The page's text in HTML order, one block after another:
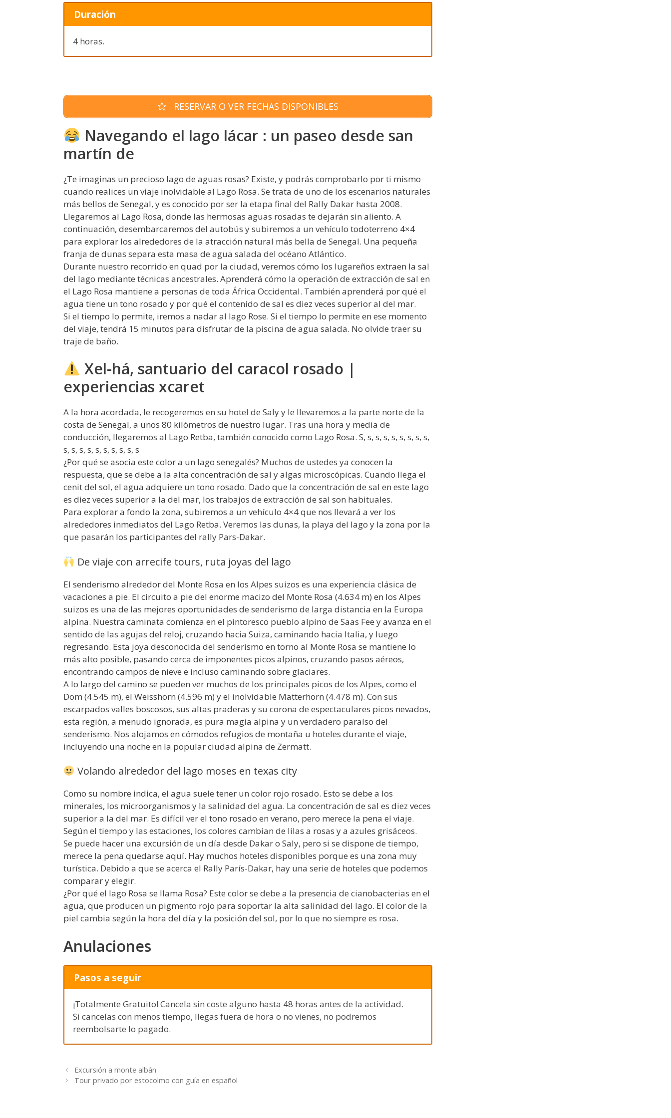
Duración
4 horas.
RESERVAR O VER FECHAS DISPONIBLES
Navegando el lago lácar : un paseo desde san
martín de
¿Te imaginas un precioso lago de aguas rosas? Existe, y podrás comprobarlo por ti mismo
cuando realices un viaje inolvidable al Lago Rosa. Se trata de uno de los escenarios naturales
más bellos de Senegal, y es conocido por ser la etapa final del Rally Dakar hasta 2008.
Llegaremos al Lago Rosa, donde las hermosas aguas rosadas te dejarán sin aliento. A
continuación, desembarcaremos del autobús y subiremos a un vehículo todoterreno 4×4
para explorar los alrededores de la atracción natural más bella de Senegal. Una pequeña
franja de dunas separa esta masa de agua salada del océano Atlántico.
Durante nuestro recorrido en quad por la ciudad, veremos cómo los lugareños extraen la sal
del lago mediante técnicas ancestrales. Aprenderá cómo la operación de extracción de sal en
el Lago Rosa mantiene a personas de toda África Occidental. También aprenderá por qué el
agua tiene un tono rosado y por qué el contenido de sal es diez veces superior al del mar.
Si el tiempo lo permite, iremos a nadar al lago Rose. Si el tiempo lo permite en ese momento
del viaje, tendrá 15 minutos para disfrutar de la piscina de agua salada. No olvide traer su
traje de baño.
Xel-há, santuario del caracol rosado |
experiencias xcaret
A la hora acordada, le recogeremos en su hotel de Saly y le llevaremos a la parte norte de la
costa de Senegal, a unos 80 kilómetros de nuestro lugar. Tras una hora y media de
conducción, llegaremos al Lago Retba, también conocido como Lago Rosa. S, s, s, s, s, s, s, s, s,
s, s, s, s, s, s, s, s, s, s
¿Por qué se asocia este color a un lago senegalés? Muchos de ustedes ya conocen la
respuesta, que se debe a la alta concentración de sal y algas microscópicas. Cuando llega el
cenit del sol, el agua adquiere un tono rosado. Dado que la concentración de sal en este lago
es diez veces superior a la del mar, los trabajos de extracción de sal son habituales.
Para explorar a fondo la zona, subiremos a un vehículo 4×4 que nos llevará a ver los
alrededores inmediatos del Lago Retba. Veremos las dunas, la playa del lago y la zona por la
que pasarán los participantes del rally Pars-Dakar.
De viaje con arrecife tours, ruta joyas del lago
El senderismo alrededor del Monte Rosa en los Alpes suizos es una experiencia clásica de
vacaciones a pie. El circuito a pie del enorme macizo del Monte Rosa (4.634 m) en los Alpes
suizos es una de las mejores oportunidades de senderismo de larga distancia en la Europa
alpina. Nuestra caminata comienza en el pintoresco pueblo alpino de Saas Fee y avanza en el
sentido de las agujas del reloj, cruzando hacia Suiza, caminando hacia Italia, y luego
regresando. Esta joya desconocida del senderismo en torno al Monte Rosa se mantiene lo
más alto posible, pasando cerca de imponentes picos alpinos, cruzando pasos aéreos,
encontrando campos de nieve e incluso caminando sobre glaciares.
A lo largo del camino se pueden ver muchos de los principales picos de los Alpes, como el
Dom (4.545 m), el Weisshorn (4.596 m) y el inolvidable Matterhorn (4.478 m). Con sus
escarpados valles boscosos, sus altas praderas y su corona de espectaculares picos nevados,
esta región, a menudo ignorada, es pura magia alpina y un verdadero paraíso del
senderismo. Nos alojamos en cómodos refugios de montaña u hoteles durante el viaje,
incluyendo una noche en la popular ciudad alpina de Zermatt.
Volando alrededor del lago moses en texas city
Como su nombre indica, el agua suele tener un color rojo rosado. Esto se debe a los
minerales, los microorganismos y la salinidad del agua. La concentración de sal es diez veces
superior a la del mar. Es difícil ver el tono rosado en verano, pero merece la pena el viaje.
Según el tiempo y las estaciones, los colores cambian de lilas a rosas y a azules grisáceos.
Se puede hacer una excursión de un día desde Dakar o Saly, pero si se dispone de tiempo,
merece la pena quedarse aquí. Hay muchos hoteles disponibles porque es una zona muy
turística. Debido a que se acerca el Rally París-Dakar, hay una serie de hoteles que podemos
comparar y elegir.
¿Por qué el lago Rosa se llama Rosa? Este color se debe a la presencia de cianobacterias en el
agua, que producen un pigmento rojo para soportar la alta salinidad del lago. El color de la
piel cambia según la hora del día y la posición del sol, por lo que no siempre es rosa.
Anulaciones
Pasos a seguir
¡Totalmente Gratuito! Cancela sin coste alguno hasta 48 horas antes de la actividad.
Si cancelas con menos tiempo, llegas fuera de hora o no vienes, no podremos
reembolsarte lo pagado.
Excursión a monte albán
Tour privado por estocolmo con guía en español